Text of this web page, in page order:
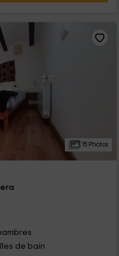
15 Photos
de bain